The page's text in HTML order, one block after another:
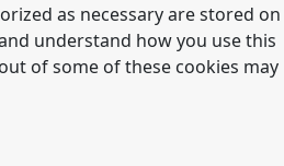
as necessary are stored on
understand how you use this
of some of these cookies may